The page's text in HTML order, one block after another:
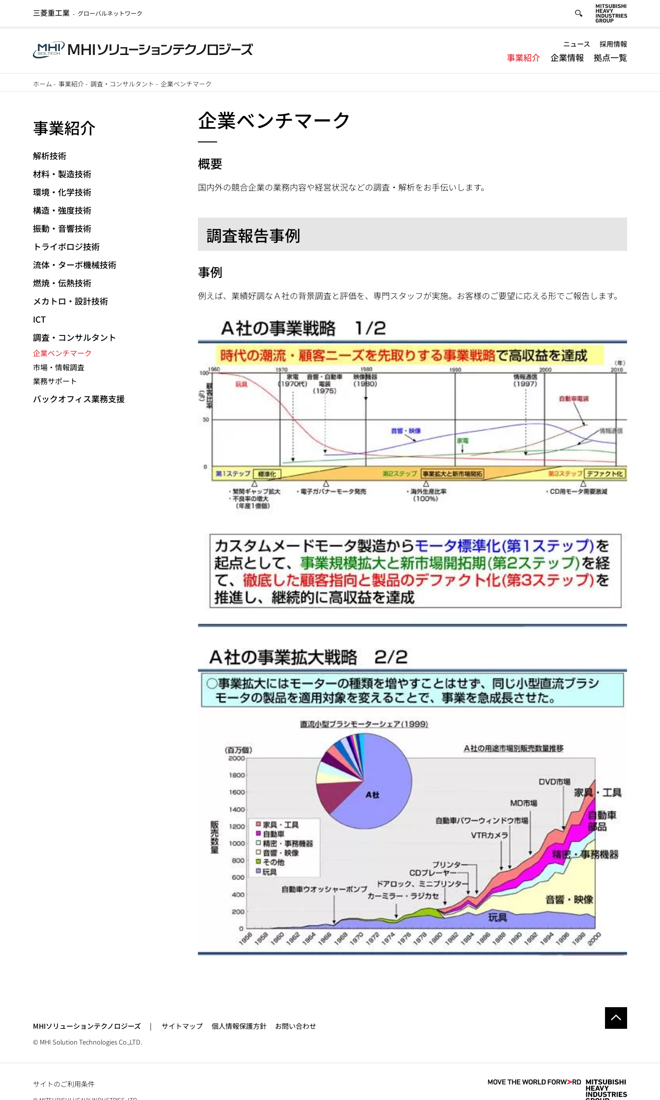
イ
三菱重工業 - グローバルネットワーク
Default
-
Header
ニュース 採用情報
事業紹介 企業情報 拠点一覧
ホーム -事業紹介-調査・コンサルタント -企業ベンチマーク
企業ベンチマーク
概要
国内外の競合企業の業務内容や経営状況などの調査・解析をお手伝いします。
調査報告事例
事例
例えば、業績好調なＡ社の背景調査と評価を、専門スタッフが実施。お客様のご要望に応える形でご報告します。
事業紹介
解析技術
材料・製造技術
環境・化学技術
構造・強度技術
振動・音響技術
トライボロジ技術
流体・ターボ機械技術
燃焼・伝熱技術
メカトロ・設計技術
ICT
調査・コンサルタント
企業ベンチマーク
市場・情報調査
業務サポート
バックオフィス業務支援
MHIソリューションテクノロジーズ サイトマップ 個人情報保護方針 お問い合わせ
© MHI Solution Technologies Co.,LTD.
サイトのご利用条件